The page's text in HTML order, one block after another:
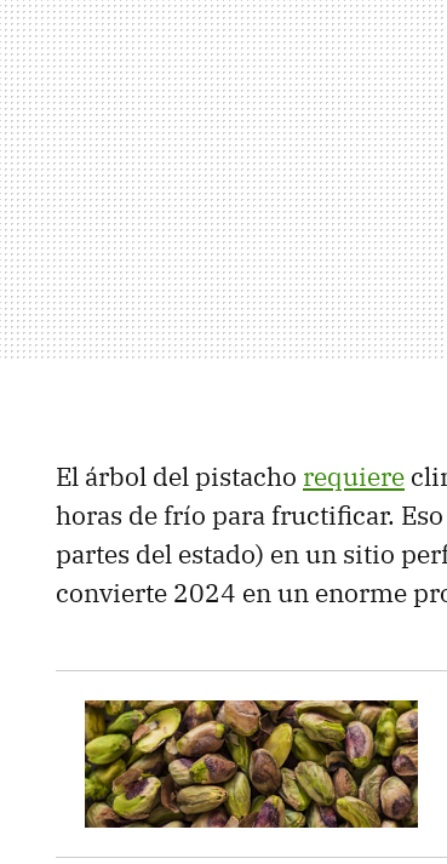
El árbol del pistacho requiere
horas de frío para fructificar.
partes del estado) en un sitio
convierte 2024 en un enorme